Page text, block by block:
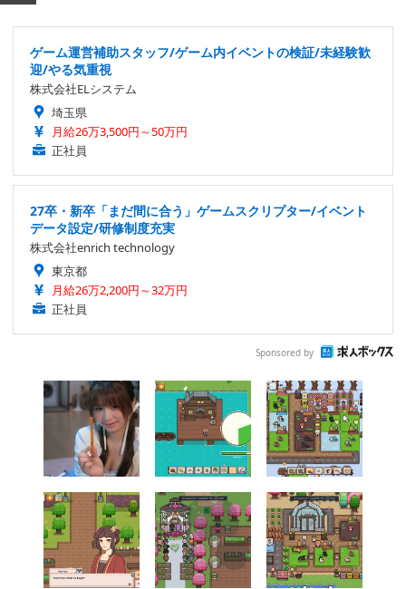
ゲーム運営補助スタッフ/ゲーム内イベントの検証/未経験歓
迎/やる気重視
株式会社ELシステム
埼玉県
月給26万3,500円～50万円
正社員
27卒・新卒「まだ間に合う」ゲームスクリプター/イベント
データ設定/研修制度充実
株式会社enrich technology
東京都
月給26万2,200円～32万円
正社員
Sponsored by